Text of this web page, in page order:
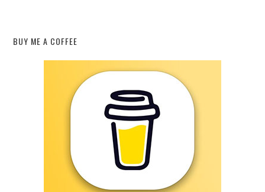
BUY ME A COFFEE